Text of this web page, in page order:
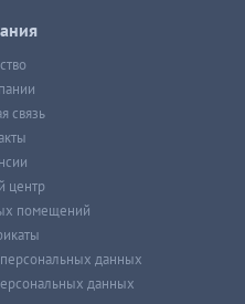
связь
центр
помещений
данных
данных